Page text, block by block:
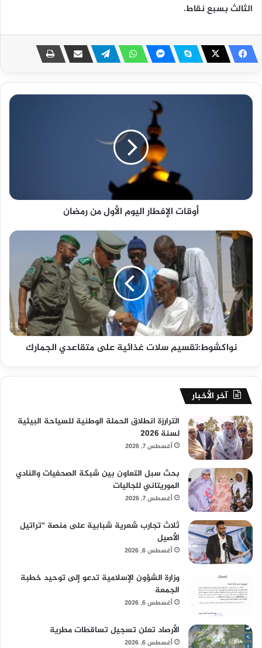
الثالث بسبع نقاط.
أوقات الإفطار اليوم الأول من رمضان
نواكشوط:تقسيم سلات غذائية على متقاعدي الجمارك
آخر الأخبار
الترارزة انطلاق الحملة الوطنية للسياحة البيئية
لسنة 2026
أغسطس 7, 2026
بحث سبل التعاون بين شبكة الصحفيات والنادي
الموريتاني للجاليات
أغسطس 7, 2026
ثلاث تجارب شعرية شبابية على منصة “تراتيل
الأصيل
أغسطس 6, 2026
وزارة الشؤون الإسلامية تدعو إلى توحيد خطبة
الجمعة
أغسطس 6, 2026
الأرصاد تعلن تسجيل تساقطات مطرية
أغسطس 6, 2026